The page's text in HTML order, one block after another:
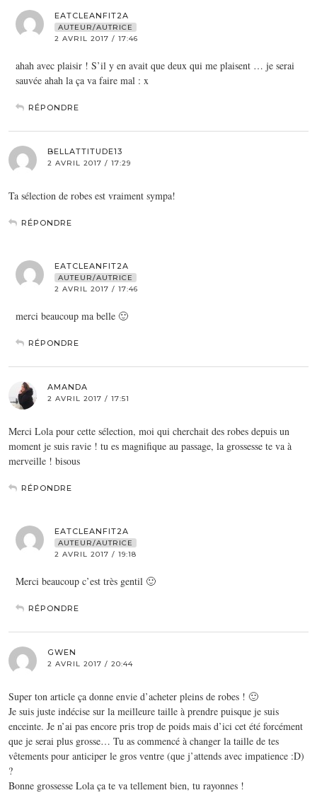
EATCLEANFIT2A
AUTEUR/AUTRICE
2 AVRIL 2017 / 17:46
ahah avec plaisir ! S’il y en avait que deux qui me plaisent … je serai
sauvée ahah la ça va faire mal : x
RÉPONDRE
BELLATTITUDE13
2 AVRIL 2017 / 17:29
Ta sélection de robes est vraiment sympa!
RÉPONDRE
EATCLEANFIT2A
AUTEUR/AUTRICE
2 AVRIL 2017 / 17:46
merci beaucoup ma belle 🙂
RÉPONDRE
AMANDA
2 AVRIL 2017 / 17:51
Merci Lola pour cette sélection, moi qui cherchait des robes depuis un
moment je suis ravie ! tu es magnifique au passage, la grossesse te va à
merveille ! bisous
RÉPONDRE
EATCLEANFIT2A
AUTEUR/AUTRICE
2 AVRIL 2017 / 19:18
Merci beaucoup c’est très gentil 🙂
RÉPONDRE
GWEN
2 AVRIL 2017 / 20:44
Super ton article ça donne envie d’acheter pleins de robes ! 🙂
Je suis juste indécise sur la meilleure taille à prendre puisque je suis
enceinte. Je n’ai pas encore pris trop de poids mais d’ici cet été forcément
que je serai plus grosse… Tu as commencé à changer la taille de tes
vêtements pour anticiper le gros ventre (que j’attends avec impatience :D)
?
Bonne grossesse Lola ça te va tellement bien, tu rayonnes !